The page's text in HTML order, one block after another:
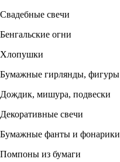
Свадебные свечи
Бенгальские огни
Хлопушки
Бумажные гирлянды, фигуры
Дождик, мишура, подвески
Декоративные свечи
Бумажные фанты и фонарики
Помпоны из бумаги